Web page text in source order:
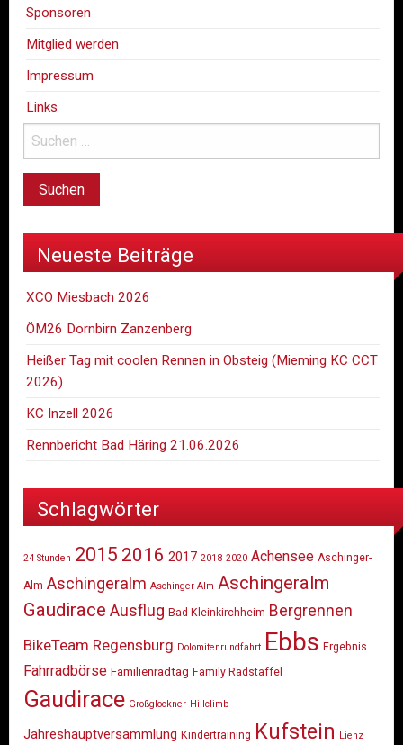
Sponsoren
Mitglied werden
Impressum
Links
Neueste Beiträge
XCO Miesbach 2026
ÖM26 Dornbirn Zanzenberg
Heißer Tag mit coolen Rennen in Obsteig (Mieming KC CCT
2026)
KC Inzell 2026
Rennbericht Bad Häring 21.06.2026
Schlagwörter
24 Stunden 2015 2016 2017 2018 2020 Achensee Aschinger-
Alm Aschingeralm Aschinger Alm Aschingeralm
Gaudirace Ausflug Bad Kleinkirchheim Bergrennen
BikeTeam Regensburg Dolomitenrundfahrt Ebbs Ergebnis
Fahrradbörse Familienradtag Family Radstaffel
Gaudirace Großglockner Hillclimb
Jahreshauptversammlung Kindertraining Kufstein Lienz